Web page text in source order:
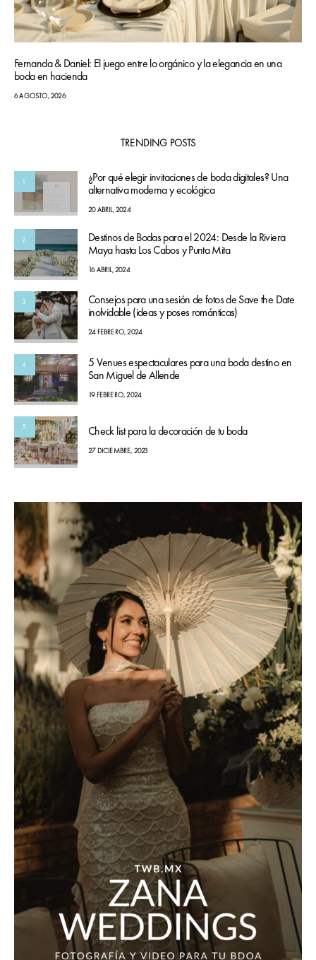
Fernanda & Daniel: El juego entre lo orgánico y la elegancia en una
boda en hacienda
6 AGOSTO, 2026
TRENDING POSTS
1
¿Por qué elegir invitaciones de boda digitales? Una
alternativa moderna y ecológica
20 ABRIL, 2024
2
Destinos de Bodas para el 2024: Desde la Riviera
Maya hasta Los Cabos y Punta Mita
16 ABRIL, 2024
3
Consejos para una sesión de fotos de Save the Date
inolvidable (ideas y poses románticas)
24 FEBRERO, 2024
4
5 Venues espectaculares para una boda destino en
San Miguel de Allende
19 FEBRERO, 2024
5 Check list para la decoración de tu boda
27 DICIEMBRE, 2023